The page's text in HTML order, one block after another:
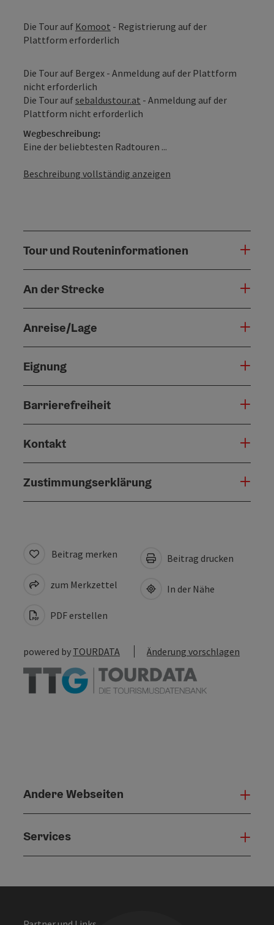
Die Tour auf Komoot - Registrierung auf der
Plattform erforderlich
Die Tour auf Bergex - Anmeldung auf der Plattform
nicht erforderlich
Die Tour aufsebaldustour.at - Anmeldung auf der
Plattform nicht erforderlich
Wegbeschreibung:
Eine der beliebtesten Radtouren ...
Beschreibung vollständig anzeigen
Tour und Routeninformationen
An der Strecke
Anreise/Lage
Eignung
Barrierefreiheit
Kontakt
Zustimmungserklärung
Beitrag merken
zum Merkzettel
PDF erstellen
Beitrag drucken
In der Nähe
powered by TOURDATA Änderung vorschlagen
Andere Webseiten
Services